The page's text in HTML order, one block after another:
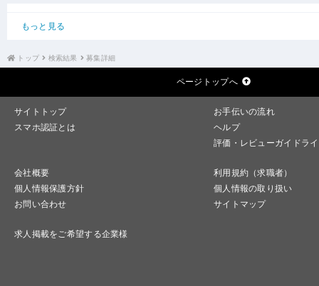
もっと見る
トップ 検索結果 募集詳細
ページトップへ
サイトトップ
お手伝いの流れ
スマホ認証とは
ヘルプ
評価・レビューガイドラ
会社概要
利用規約（求職者）
個人情報保護方針
個人情報の取り扱い
お問い合わせ
サイトマップ
求人掲載をご希望する企業様